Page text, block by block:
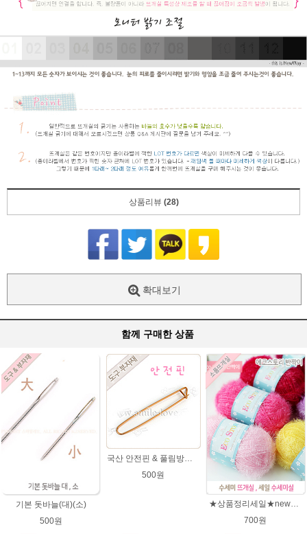
상품리뷰 (28)
확대보기
함께 구매한 상품
기본 돗바늘(대)(소)
500원
국산 안전핀 & 풀림방지 핀
500원
700원